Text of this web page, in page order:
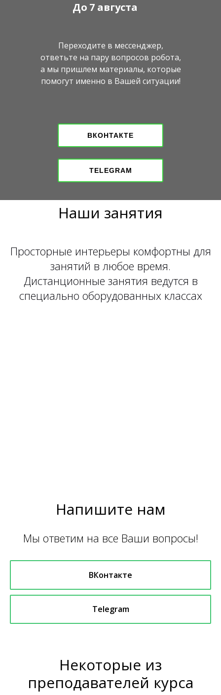
Переходите в мессенджер,
ответьте на пару вопросов робота,
а мы пришлем материалы, которые
помогут именно в Вашей ситуации!
ВКОНТАКТЕ
7 августа
До
TELEGRAM
Наши занятия
Просторные интерьеры комфортны для
занятий в любое время.
Дистанционные занятия ведутся в
специально оборудованных классах
Напишите нам
Мы ответим на все Ваши вопросы!
ВКонтакте
Telegram
Некоторые из
преподавателей курса